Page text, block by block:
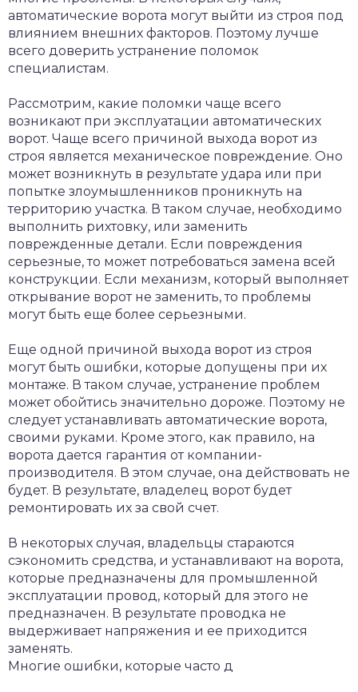
автоматические ворота могут выйти из строя под
влиянием внешних факторов. Поэтому лучше
всего доверить устранение поломок
специалистам.
Рассмотрим, какие поломки чаще всего
возникают при эксплуатации автоматических
ворот. Чаще всего причиной выхода ворот из
строя является механическое повреждение. Оно
может возникнуть в результате удара или при
попытке злоумышленников проникнуть на
территорию участка. В таком случае, необходимо
выполнить рихтовку, или заменить
поврежденные детали. Если повреждения
серьезные, то может потребоваться замена всей
конструкции. Если механизм, который выполняет
открывание ворот не заменить, то проблемы
могут быть еще более серьезными.
Еще одной причиной выхода ворот из строя
могут быть ошибки, которые допущены при их
монтаже. В таком случае, устранение проблем
может обойтись значительно дороже. Поэтому не
следует устанавливать автоматические ворота,
своими руками. Кроме этого, как правило, на
ворота дается гарантия от компании-
производителя. В этом случае, она действовать не
будет. В результате, владелец ворот будет
ремонтировать их за свой счет.
В некоторых случая, владельцы стараются
сэкономить средства, и устанавливают на ворота,
которые предназначены для промышленной
эксплуатации провод, который для этого не
предназначен. В результате проводка не
выдерживает напряжения и ее приходится
заменять.
Многие ошибки, которые часто д